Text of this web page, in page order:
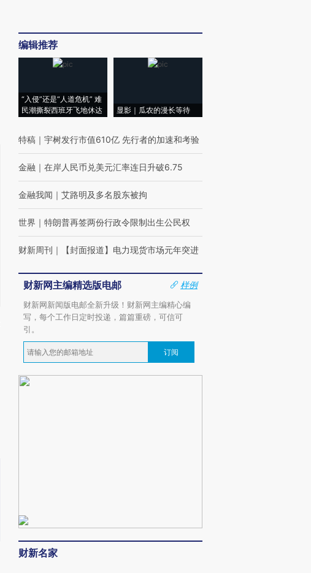
编辑推荐
“入侵”还是“人道危机” 难
民潮撕裂西班牙飞地休达
显影｜瓜农的漫长等待
特稿 ｜ 宇树发行市值610亿 先行者的加速和考验
金融 ｜ 在岸人民币兑美元汇率连日升破6.75
金融我闻 ｜ 艾路明及多名股东被拘
世界 ｜ 特朗普再签两份行政令限制出生公民权
财新周刊 ｜ 【封面报道】电力现货市场元年突进
财新网主编精选版电邮
样例
财新网新闻版电邮全新升级！财新网主编精心编
写，每个工作日定时投递，篇篇重磅，可信可
引。
订阅
财新名家